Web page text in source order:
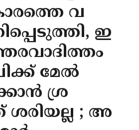
വ
ഇ
മേൽ
ശ്ര
ശരിയല്ല ; അ